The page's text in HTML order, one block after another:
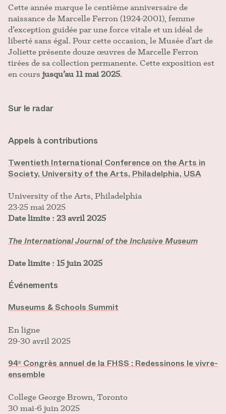
Cette année marque le centième anniversaire de
naissance de Marcelle Ferron (1924-2001), femme
d’exception guidée par une force vitale et un idéal de
liberté sans égal. Pour cette occasion, le Musée d’art de
Joliette présente douze œuvres de Marcelle Ferron
tirées de sa collection permanente. Cette exposition est
en cours jusqu’au 11 mai 2025.
Sur le radar
Appels à contributions
Twentieth International Conference on the Arts in
Society, University of the Arts, Philadelphia, USA
University of the Arts, Philadelphia
23-25 mai 2025
Date limite : 23 avril 2025
The International Journal of the Inclusive Museum
Date limite : 15 juin 2025
Événements
Museums & Schools Summit
En ligne
29-30 avril 2025
94ᵉ Congrès annuel de la FHSS : Redessinons le vivre-
ensemble
College George Brown, Toronto
30 mai-6 juin 2025